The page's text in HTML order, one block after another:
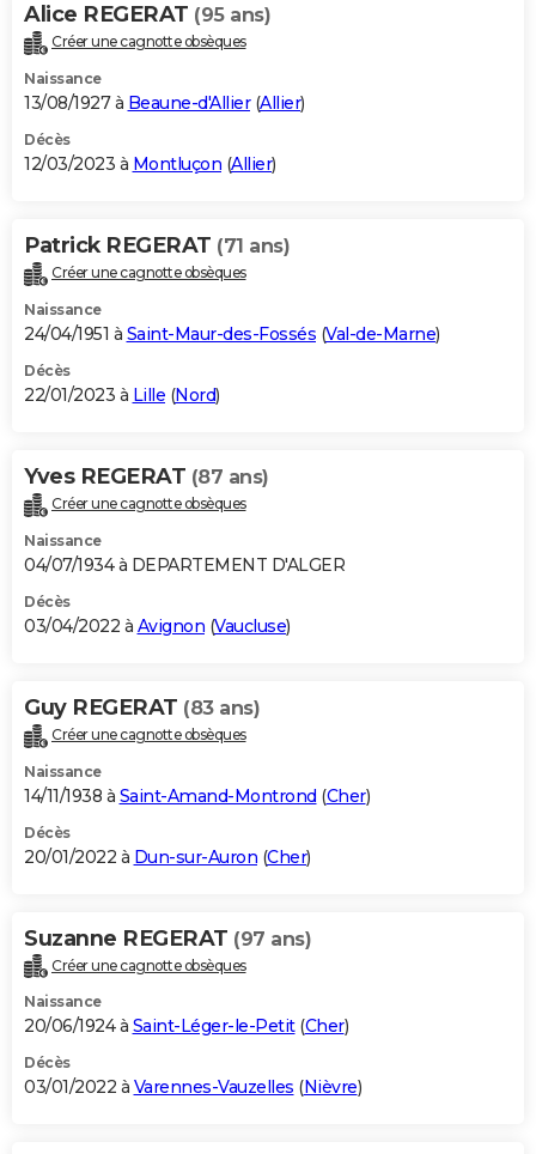
Alice REGERAT (95 ans)
Créer une cagnotte obsèques
Naissance
13/08/1927 à Beaune-d'Allier(Allier)
Décès
12/03/2023 à Montluçon (Allier)
Patrick REGERAT (71 ans)
Créer une cagnotte obsèques
Naissance
24/04/1951 à Saint-Maur-des-Fossés (Val-de-Marne)
Décès
22/01/2023 à Lille (Nord)
Yves REGERAT (87 ans)
Créer une cagnotte obsèques
Naissance
04/07/1934 à DEPARTEMENT D'ALGER
Décès
03/04/2022 à Avignon (Vaucluse)
Guy REGERAT (83 ans)
Créer une cagnotte obsèques
Naissance
14/11/1938 à Saint-Amand-Montrond (Cher)
Décès
20/01/2022 à Dun-sur-Auron (Cher)
Suzanne REGERAT (97 ans)
Créer une cagnotte obsèques
Naissance
20/06/1924 à Saint-Léger-le-Petit(Cher)
Décès
03/01/2022 à Varennes-Vauzelles (Nièvre)